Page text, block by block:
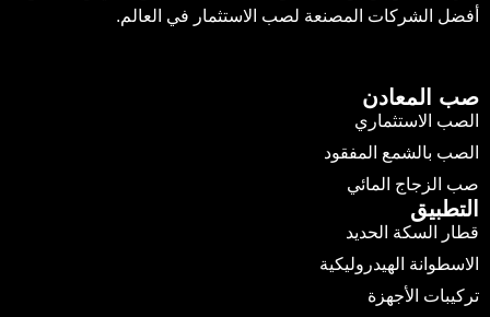
أفضل الشركات المصنعة لصب الاستثمار في العالم.
صب المعادن
الصب الاستثماري
الصب بالشمع المفقود
صب الزجاج المائي
التطبيق
قطار السكة الحديد
الاسطوانة الهيدروليكية
تركيبات الأجهزة